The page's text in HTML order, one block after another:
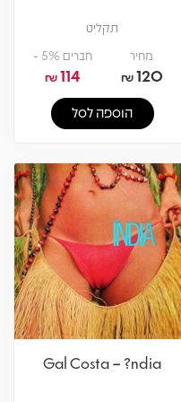
תקליט
מחיר
120
₪
חברים 5% -
114
₪
הוספה לסל
Gal Costa – ?ndia